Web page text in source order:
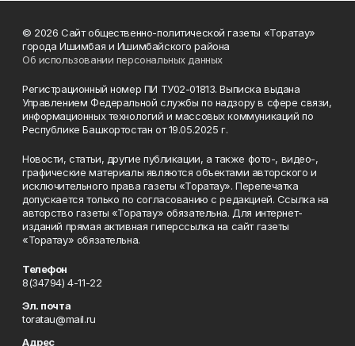
© 2026 Сайт общественно-политической газеты «Торатау»
города Ишимбая и Ишимбайского района
Об использовании персональных данных
Регистрационный номер ПИ ТУ02-01813. Выписка выдана
Управлением Федеральной службы по надзору в сфере связи,
информационных технологий и массовых коммуникаций по
Республике Башкортостан от 19.05.2025 г.
Новости, статьи, другие публикации, а также фото-, видео-,
графические материалы являются объектами авторского и
исключительного права газеты «Торатау». Перепечатка
допускается только по согласованию с редакцией. Ссылка на
авторство газеты «Торатау» обязательна. Для интернет-
изданий прямая активная гиперссылка на сайт газеты
«Торатау» обязательна.
Телефон
8(34794) 4-11-22
Эл. почта
toratau@mail.ru
Адрес